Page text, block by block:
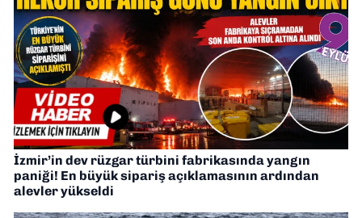
İzmir’in dev rüzgar türbini fabrikasında yangın
paniği! En büyük sipariş açıklamasının ardından
alevler yükseldi